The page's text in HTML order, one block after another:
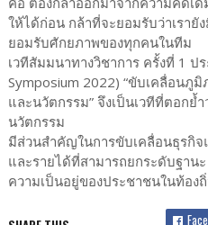
ให้ได้ก่อน กล้าที่จะยอมรับว่าเรายั
ยอมรับศักยภาพของทุกคนในทีม
เวทีสัมมนาทางวิชาการ ครั้งที่ 1 ป
Symposium 2022) “ขับเคลื่อนภู
และนวัตกรรม” จึงเป็นเวทีที่ตอกย้
นวัตกรรม
มีส่วนสำคัญในการขับเคลื่อนธุรกิ
และรายได้ที่สามารถยกระดับฐานะ
ความเป็นอยู่ของประชาชนในท้อง